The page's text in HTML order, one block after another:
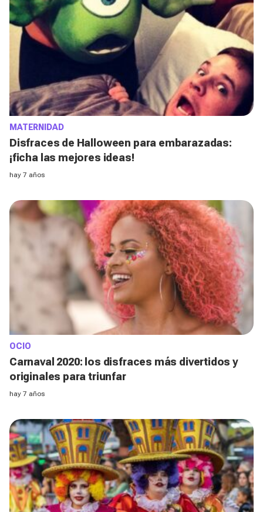
MATERNIDAD
Disfraces de Halloween para embarazadas:
¡ficha las mejores ideas!
hay 7 años
OCIO
Carnaval 2020: los disfraces más divertidos y
originales para triunfar
hay 7 años